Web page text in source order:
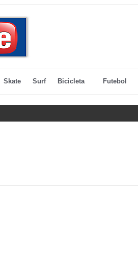
Skate Surf Bicicleta Futebol